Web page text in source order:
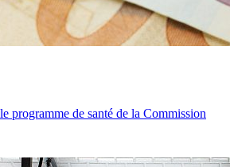
programme de santé de la Commission